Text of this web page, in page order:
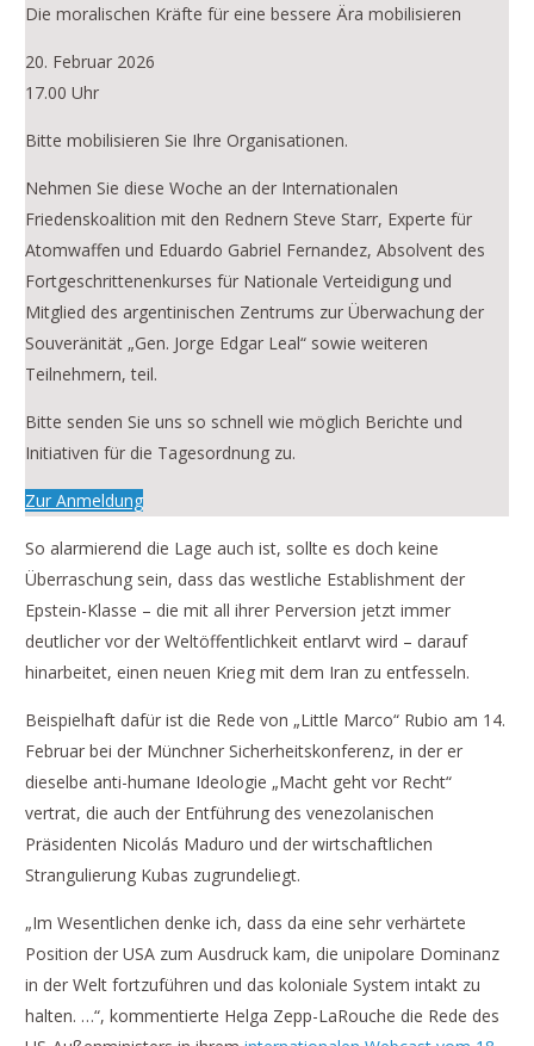
Die moralischen Kräfte für eine bessere Ära mobilisieren
20. Februar 2026
17.00 Uhr
Bitte mobilisieren Sie Ihre Organisationen.
Nehmen Sie diese Woche an der Internationalen
Friedenskoalition mit den Rednern Steve Starr, Experte für
Atomwaffen und Eduardo Gabriel Fernandez, Absolvent des
Fortgeschrittenenkurses für Nationale Verteidigung und
Mitglied des argentinischen Zentrums zur Überwachung der
Souveränität „Gen. Jorge Edgar Leal“ sowie weiteren
Teilnehmern, teil.
Bitte senden Sie uns so schnell wie möglich Berichte und
Initiativen für die Tagesordnung zu.
Zur Anmeldung
So alarmierend die Lage auch ist, sollte es doch keine
Überraschung sein, dass das westliche Establishment der
Epstein-Klasse – die mit all ihrer Perversion jetzt immer
deutlicher vor der Weltöffentlichkeit entlarvt wird – darauf
hinarbeitet, einen neuen Krieg mit dem Iran zu entfesseln.
Beispielhaft dafür ist die Rede von „Little Marco“ Rubio am 14.
Februar bei der Münchner Sicherheitskonferenz, in der er
dieselbe anti-humane Ideologie „Macht geht vor Recht“
vertrat, die auch der Entführung des venezolanischen
Präsidenten Nicolás Maduro und der wirtschaftlichen
Strangulierung Kubas zugrundeliegt.
„Im Wesentlichen denke ich, dass da eine sehr verhärtete
Position der USA zum Ausdruck kam, die unipolare Dominanz
in der Welt fortzuführen und das koloniale System intakt zu
halten. …“, kommentierte Helga Zepp-LaRouche die Rede des